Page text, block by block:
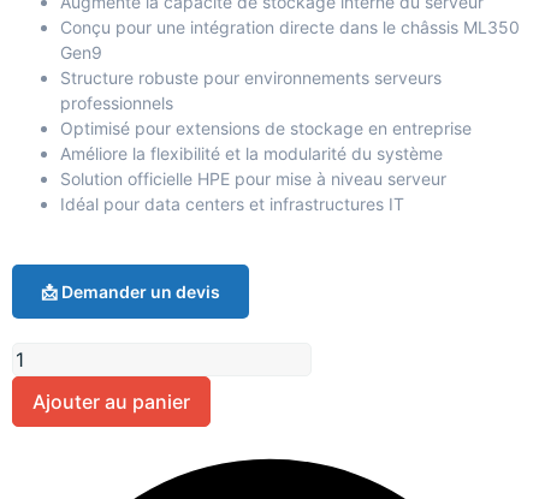
Conçu pour une intégration directe dans le châssis ML350
Gen9
Structure robuste pour environnements serveurs
professionnels
Optimisé pour extensions de stockage en entreprise
Améliore la flexibilité et la modularité du système
Solution officielle HPE pour mise à niveau serveur
Idéal pour data centers et infrastructures IT
📩 Demander un devis
Ajouter au panier